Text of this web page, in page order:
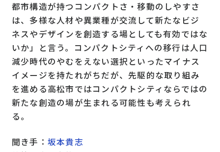
都市構造が持つコンパクトさ・移動のしやすさ
は、多様な人材や異業種が交流して新たなビジ
ネスやデザインを創造する場としても有効ではな
いか」と言う。コンパクトシティへの移行は人口
減少時代のやむをえない選択といったマイナス
イメージを持たれがちだが、先駆的な取り組み
を進める高松市ではコンパクトシティならではの
新たな創造の場が生まれる可能性も考えられ
る。
聞き手： 坂本貴志